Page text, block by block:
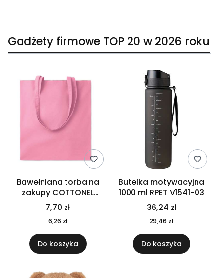
Gadżety firmowe TOP 20 w 2026 roku
Bawełniana torba na
zakupy COTTONEL
COLOUR++ MO9846-11
7,70 zł
6,26 zł
Do koszyka
Butelka motywacyjna
1000 ml RPET V1541-03
36,24 zł
29,46 zł
Do koszyka